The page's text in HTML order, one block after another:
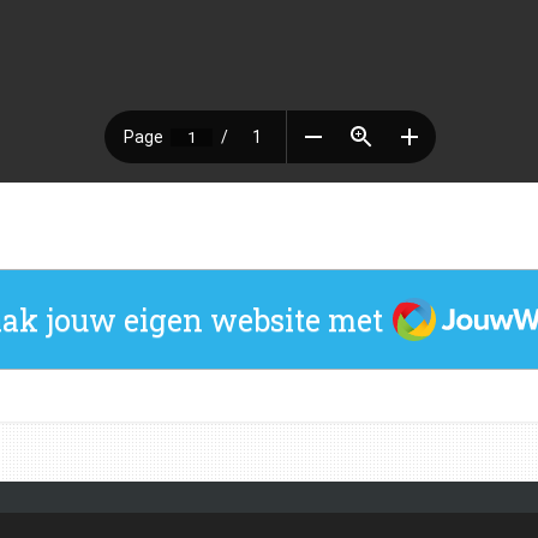
jouw eigen website met JouwWeb